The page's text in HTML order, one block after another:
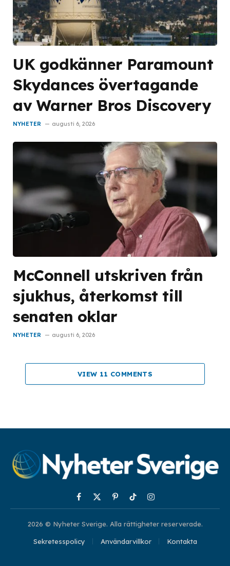
UK godkänner Paramount
Skydances övertagande
av Warner Bros Discovery
NYHETER augusti 6, 2026
McConnell utskriven från
sjukhus, återkomst till
senaten oklar
NYHETER augusti 6, 2026
VIEW 11 COMMENTS
Facebook
X
(Twitter)
PinterestTikTokInstagram
2026 © Nyheter Sverige. Alla rättigheter reserverade.
Sekretesspolicy Användarvillkor Kontakta